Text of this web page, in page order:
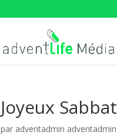
Joyeux Sabbat
par adventadmin adventadmin